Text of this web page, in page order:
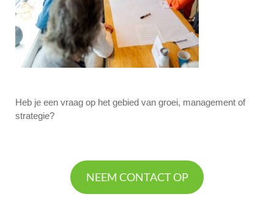
Heb je een vraag op het gebied van groei, management of
strategie?
NEEM CONTACT OP